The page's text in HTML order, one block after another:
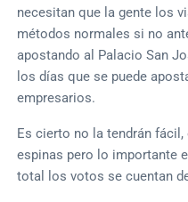
necesitan que la gente los
métodos normales si no
apostando al Palacio San
los días que se puede
empresarios.
Es cierto no la tendrán
espinas pero lo importante
total los votos se cuentan